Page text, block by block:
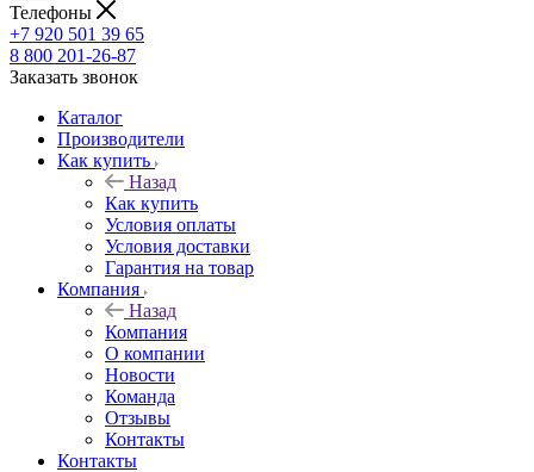
Телефоны
+7 920 501 39 65
8 800 201-26-87
Заказать звонок
Каталог
Производители
Как купить
Назад
Как купить
Условия оплаты
Условия доставки
Гарантия на товар
Компания
Назад
Компания
О компании
Новости
Команда
Отзывы
Контакты
Контакты